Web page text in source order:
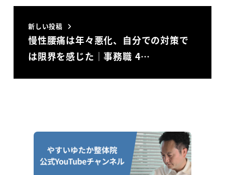
新しい投稿
慢性腰痛は年々悪化、自分での対策で
は限界を感じた｜事務職 4…